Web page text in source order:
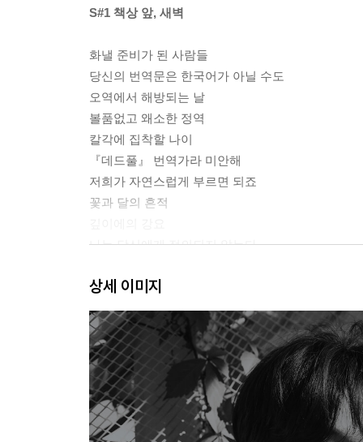
S#1 책상 앞, 새벽
화낼 준비가 된 사람들
당신의 번역문은 한국어가 아닐 수도
오역에서 해방되는 날
볼품없고 왜소한 정역
칼각에 집착할 나이
『데드풀』 번역가라 미안해
저희가 자연스럽게 부르면 되죠
꽃과 달의 흔적
나는 당신에게 정의되지 않는다
S#2 아침 공원 산책
체 게바라가 그러디?
번역가를 믿지 마세요
열 살짜리 석희는 상상이나 했을까
올인의 유래를 기억해야 해
볼륨과 게인
혹시 외롭나?
상세 이미지